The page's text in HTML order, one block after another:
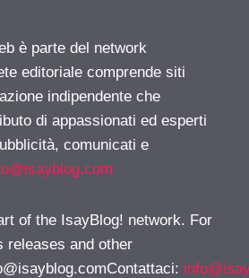
è parte del network
editoriale comprende siti
indipendente che
di appassionati ed esperti
comunicati e
of the IsayBlog! network. For
releases and other
: